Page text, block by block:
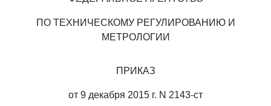
ПО ТЕХНИЧЕСКОМУ РЕГУЛИРОВАНИЮ И
МЕТРОЛОГИИ
ПРИКАЗ
от 9 декабря 2015 г. N 2143-ст